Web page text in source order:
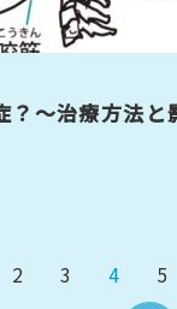
？～治療方法と
2 3 4 5